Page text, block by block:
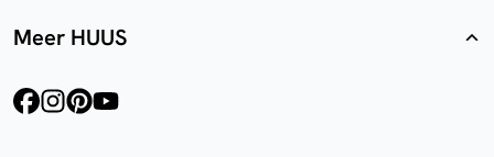
Meer HUUS
facebookinstagram
pinterest
youtube